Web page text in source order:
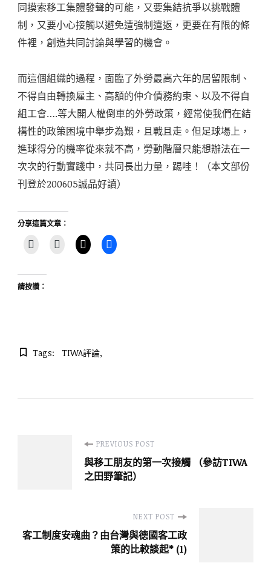
同摸索移工集體發聲的可能，又要集結抗爭以挑戰體
制，又要小心接觸以避免遭強制遣返，更要在有限的條
件裡，創造共同討論與學習的機會。
而這個組織的過程，面臨了外勞最高六年的居留限制、
不得自由轉換雇主、高額的仲介債務約束、以及不得自
組工會….等大開人權倒車的外勞政策，經常使我們在結
構性的政策困境中舉步為艱，且戰且走。但足球場上，
進球得分的機率從來就不高，勞動階層只能想辦法在一
次次的行動實踐中，共同長出力量，踢哇！（本文部份
刊登於200605誠品好讀）
分享這篇文章：
請按讚：
Tags: TIWA評論
Navigation
PREVIOUS POST
與移工朋友的第一次接觸 （參訪TIWA
之田野筆記）
NEXT POST
客工制度安魂曲？由台灣與德國客工政
策的比較談起* (1)